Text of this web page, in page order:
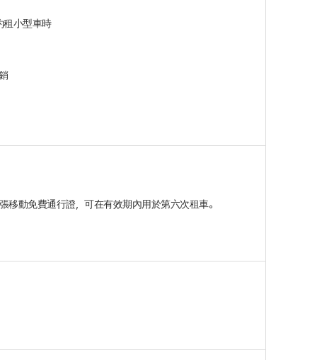
租小型車時
動免費通行證，可在有效期內用於第六次租車。